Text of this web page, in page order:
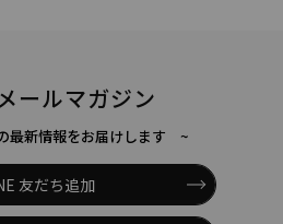
ールマガジン
最新情報をお届けします ~
友だち追加